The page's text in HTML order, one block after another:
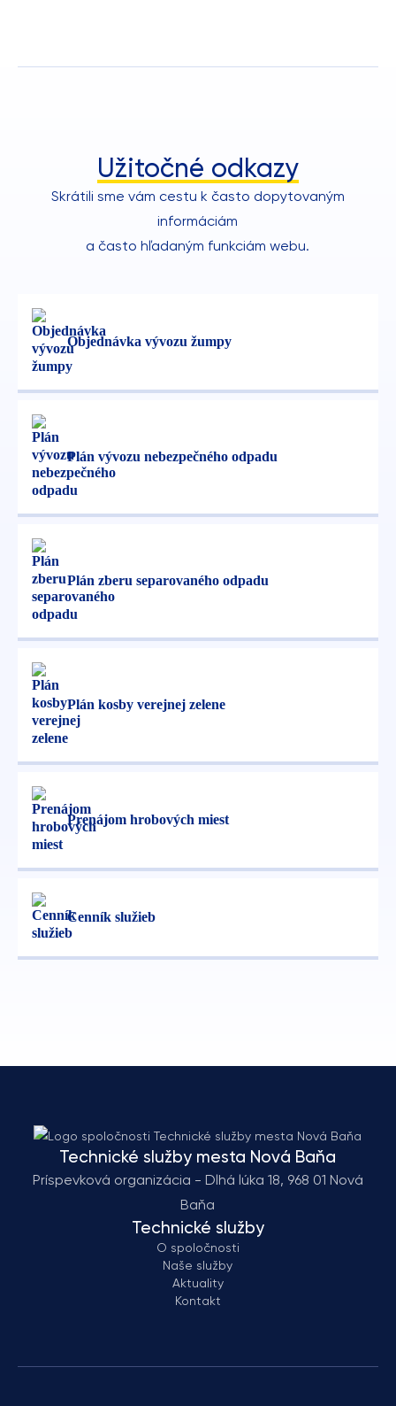
Užitočné odkazy
Skrátili sme vám cestu k často dopytovaným
informáciám
a často hľadaným funkciám webu.
Objednávka vývozu žumpy
Plán vývozu nebezpečného odpadu
Plán zberu separovaného odpadu
Plán kosby verejnej zelene
Prenájom hrobových miest
Cenník služieb
Technické služby mesta Nová Baňa
Príspevková organizácia - Dlhá lúka 18, 968 01 Nová
Baňa
Technické služby
O spoločnosti
Naše služby
Aktuality
Kontakt